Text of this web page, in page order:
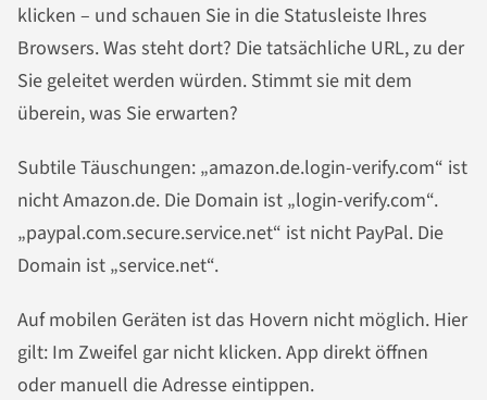
klicken – und schauen Sie in die Statusleiste Ihres
Browsers. Was steht dort? Die tatsächliche URL, zu der
Sie geleitet werden würden. Stimmt sie mit dem
überein, was Sie erwarten?
Subtile Täuschungen: „amazon.de.login-verify.com“ ist
nicht Amazon.de. Die Domain ist „login-verify.com“.
„paypal.com.secure.service.net“ ist nicht PayPal. Die
Domain ist „service.net“.
Auf mobilen Geräten ist das Hovern nicht möglich. Hier
gilt: Im Zweifel gar nicht klicken. App direkt öffnen
oder manuell die Adresse eintippen.